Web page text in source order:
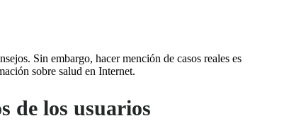
Sin embargo, hacer mención de casos reales es
sobre salud en Internet.
de los usuarios